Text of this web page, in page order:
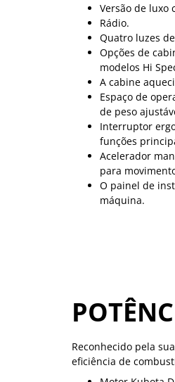
Versão de luxo
Rádio.
Quatro luzes
Opções de
modelos Hi
A cabine
Espaço de
de peso
Interruptor
funções
Acelerador
para
O painel de
máquina.
Reconhecido pela
eficiência de